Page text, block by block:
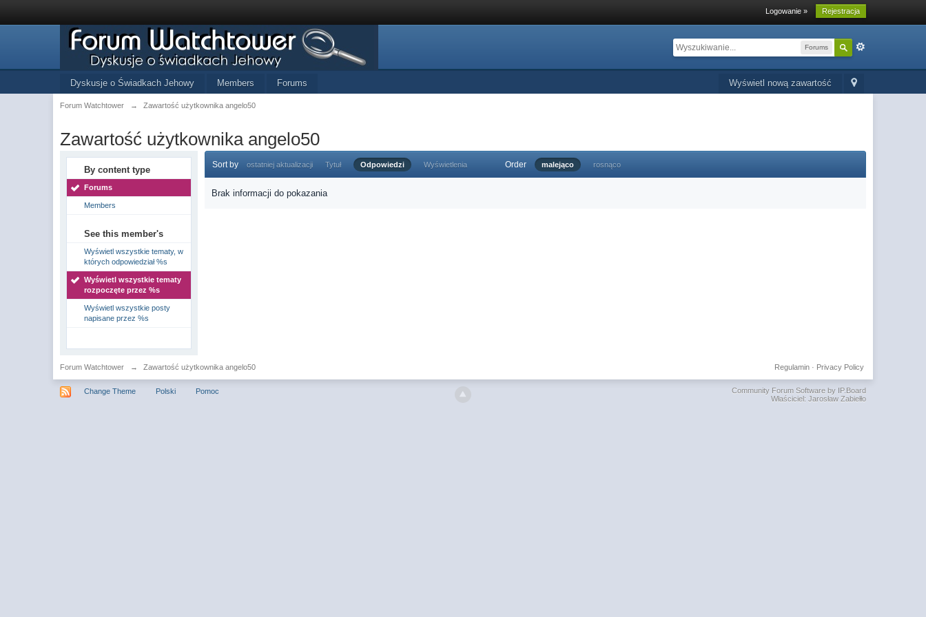
Logowanie » Rejestracja
Forums
Wyświetl nową zawartość
Dyskusje o Świadkach Jehowy Members Forums
Forum Watchtower → Zawartość użytkownika angelo50
Zawartość użytkownika angelo50
By content type
Forums
Members
See this member's
Wyświetl wszystkie tematy, w
których odpowiedział %s
Wyświetl wszystkie tematy
rozpoczęte przez %s
Wyświetl wszystkie posty
napisane przez %s
Sort by ostatniej aktualizacji Tytuł Odpowiedzi Wyświetlenia Order malejąco rosnąco
Brak informacji do pokazania
Forum Watchtower → Zawartość użytkownika angelo50 Privacy Policy
Regulamin·
Change Theme Polski Pomoc
Community Forum Software by IP.Board
Właściciel: Jarosław Zabiełło